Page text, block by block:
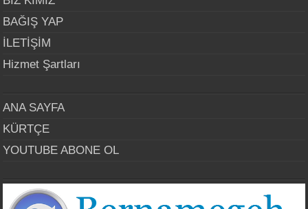
BAĞIŞ YAP
İLETİŞİM
Hizmet Şartları
ANA SAYFA
KÜRTÇE
YOUTUBE ABONE OL